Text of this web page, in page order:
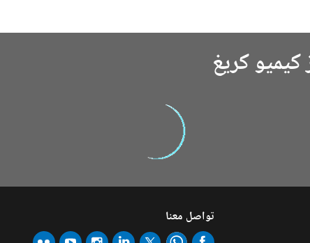
كريغ
تواصل معنا